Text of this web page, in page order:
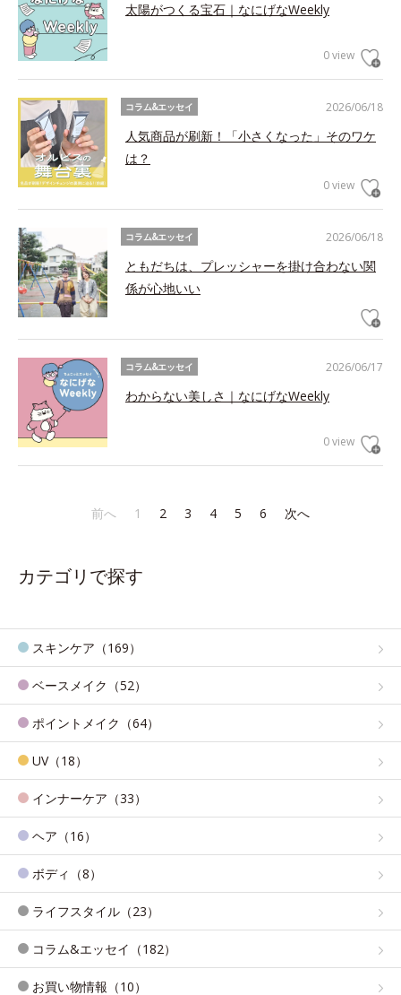
太陽がつくる宝石｜なにげなWeekly
0 view
2026/06/18
コラム&エッセイ
人気商品が刷新！「小さくなった」そのワケ
は？
0 view
2026/06/18
コラム&エッセイ
ともだちは、プレッシャーを掛け合わない関
係が心地いい
2026/06/17
コラム&エッセイ
わからない美しさ｜なにげなWeekly
0 view
前へ 1 2 3 4 5 6 次へ
カテゴリで探す
スキンケア（169）
ベースメイク（52）
ポイントメイク（64）
UV（18）
インナーケア（33）
ヘア（16）
ボディ（8）
ライフスタイル（23）
コラム&エッセイ（182）
お買い物情報（10）